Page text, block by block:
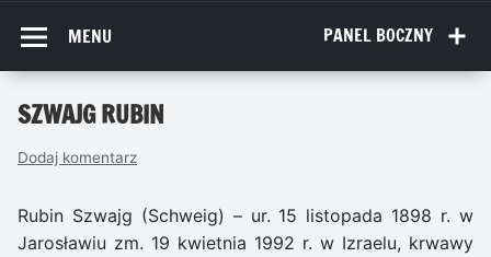
PANEL BOCZNY
MENU
SZWAJG RUBIN
Dodaj komentarz
Rubin Szwajg (Schweig) – ur. 15 listopada 1898 r. w
Jarosławiu zm. 19 kwietnia 1992 r. w Izraelu, krwawy